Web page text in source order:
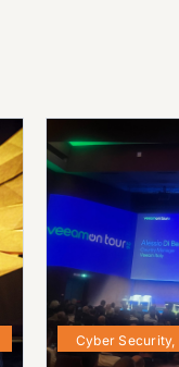
Cyber Security,